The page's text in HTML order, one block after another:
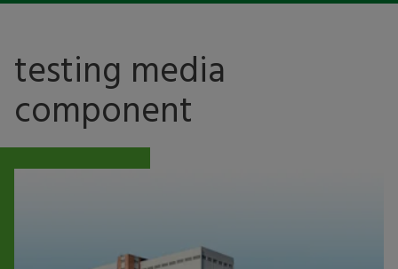
testing media
component